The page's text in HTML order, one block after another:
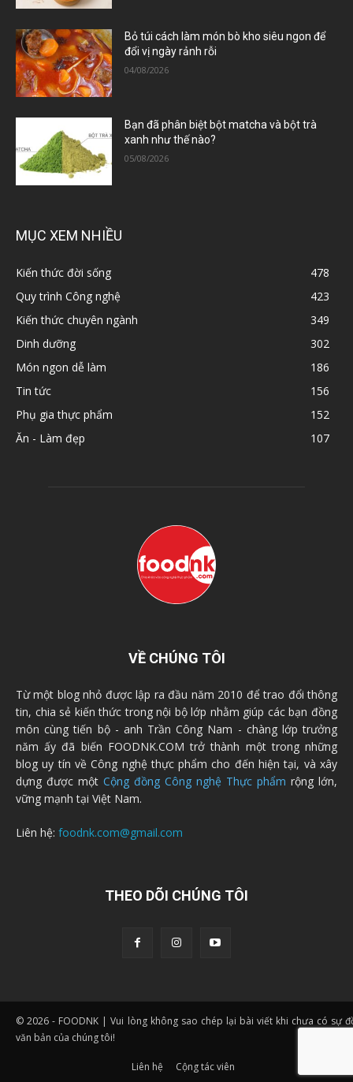
Bỏ túi cách làm món bò kho siêu ngon để
đổi vị ngày rảnh rỗi
04/08/2026
Bạn đã phân biệt bột matcha và bột trà
xanh như thế nào?
05/08/2026
MỤC XEM NHIỀU
Kiến thức đời sống
478
Quy trình Công nghệ
423
Kiến thức chuyên ngành
349
Dinh dưỡng
302
Món ngon dễ làm
186
Tin tức
156
Phụ gia thực phẩm
152
Ăn - Làm đẹp
107
VỀ CHÚNG TÔI
Từ một blog nhỏ được lập ra đầu năm 2010 để trao đổi thông
tin, chia sẻ kiến thức trong nội bộ lớp nhằm giúp các bạn đồng
môn cùng tiến bộ - anh Trần Công Nam - chàng lớp trưởng
năm ấy đã biến FOODNK.COM trở thành một trong những
blog uy tín về Công nghệ thực phẩm cho đến hiện tại, và xây
dựng được một Cộng đồng Công nghệ Thực phẩm rộng lớn,
vững mạnh tại Việt Nam.
Liên hệ: foodnk.com@gmail.com
THEO DÕI CHÚNG TÔI
© 2026 - FOODNK | Vui lòng không sao chép lại bài viết khi chưa có sự
văn bản của chúng tôi!
Liên hệ Cộng tác viên